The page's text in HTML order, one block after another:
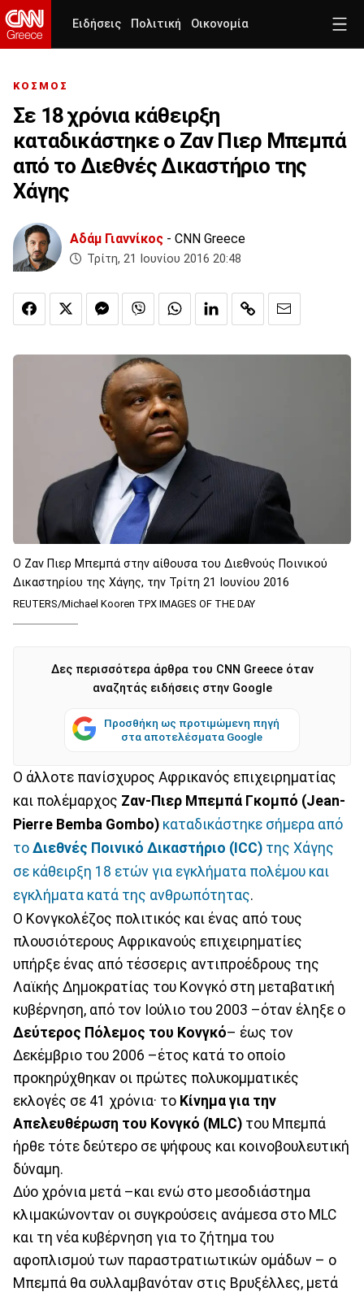
Ειδήσεις Πολιτική Οικονομία
ΚΟΣΜΟΣ
Σε 18 χρόνια κάθειρξη
καταδικάστηκε ο Ζαν Πιερ Μπεμπά
από το Διεθνές Δικαστήριο της
Χάγης
Αδάμ Γιαννίκος - CNN Greece
Τρίτη, 21 Ιουνίου 2016 20:48
Ο Ζαν Πιερ Μπεμπά στην αίθουσα του Διεθνούς Ποινικού
Δικαστηρίου της Χάγης, την Τρίτη 21 Ιουνίου 2016
REUTERS/Michael Kooren TPX IMAGES OF THE DAY
Δες περισσότερα άρθρα του CNN Greece όταν
αναζητάς ειδήσεις στην Google
Προσθήκη ως προτιμώμενη πηγή
στα αποτελέσματα Google
Ο άλλοτε πανίσχυρος Αφρικανός επιχειρηματίας
και πολέμαρχος Ζαν-Πιερ Μπεμπά Γκομπό (Jean-
Pierre Bemba Gombo) καταδικάστηκε σήμερα από
το Διεθνές Ποινικό Δικαστήριο (ICC) της Χάγης
σε κάθειρξη 18 ετών για εγκλήματα πολέμου και
εγκλήματα κατά της ανθρωπότητας.
Ο Κονγκολέζος πολιτικός και ένας από τους
πλουσιότερους Αφρικανούς επιχειρηματίες
υπήρξε ένας από τέσσερις αντιπροέδρους της
Λαϊκής Δημοκρατίας του Κονγκό στη μεταβατική
κυβέρνηση, από τον Ιούλιο του 2003 –όταν έληξε ο
Δεύτερος Πόλεμος του Κονγκό– έως τον
Δεκέμβριο του 2006 –έτος κατά το οποίο
προκηρύχθηκαν οι πρώτες πολυκομματικές
εκλογές σε 41 χρόνια· το Κίνημα για την
Απελευθέρωση του Κονγκό (MLC) του Μπεμπά
ήρθε τότε δεύτερο σε ψήφους και κοινοβουλευτική
δύναμη.
Δύο χρόνια μετά –και ενώ στο μεσοδιάστημα
κλιμακώνονταν οι συγκρούσεις ανάμεσα στο MLC
και τη νέα κυβέρνηση για το ζήτημα του
αφοπλισμού των παραστρατιωτικών ομάδων – ο
Μπεμπά θα συλλαμβανόταν στις Βρυξέλλες, μετά